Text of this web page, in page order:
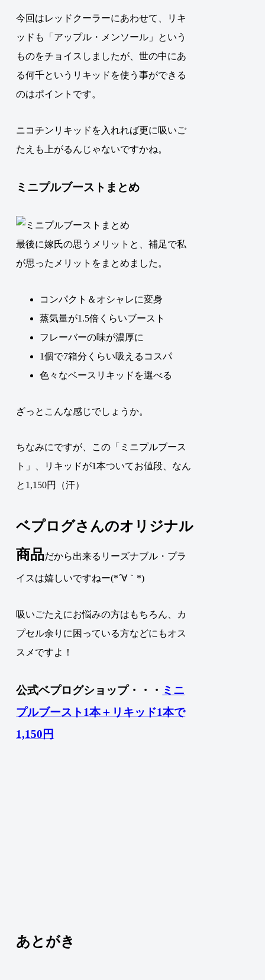
今回はレッドクーラーにあわせて、リキ
ッドも「アップル・メンソール」という
ものをチョイスしましたが、世の中にあ
る何千というリキッドを使う事ができる
のはポイントです。
ニコチンリキッドを入れれば更に吸いご
たえも上がるんじゃないですかね。
ミニプルブーストまとめ
最後に嫁氏の思うメリットと、補足で私
が思ったメリットをまとめました。
コンパクト＆オシャレに変身
蒸気量が1.5倍くらいブースト
フレーバーの味が濃厚に
1個で7箱分くらい吸えるコスパ
色々なベースリキッドを選べる
ざっとこんな感じでしょうか。
ちなみにですが、この「ミニプルブース
ト」、リキッドが1本ついてお値段、なん
と1,150円（汗）
ベプログさんのオリジナル
商品だから出来るリーズナブル・プラ
イスは嬉しいですねー(*´∀｀*)
吸いごたえにお悩みの方はもちろん、カ
プセル余りに困っている方などにもオス
スメですよ！
公式ベプログショップ・・・ ミニ
プルブースト1本＋リキッド1本で
1,150円
あとがき